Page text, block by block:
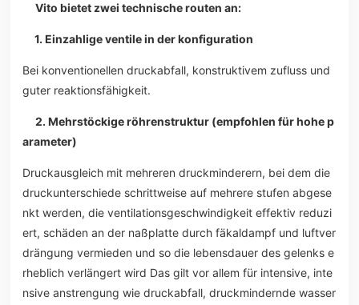
Vito bietet zwei technische routen an:
1. Einzahlige ventile in der konfiguration
Bei konventionellen druckabfall, konstruktivem zufluss und
guter reaktionsfähigkeit.
2. Mehrstöckige röhrenstruktur (empfohlen für hohe p
arameter)
Druckausgleich mit mehreren druckminderern, bei dem die
druckunterschiede schrittweise auf mehrere stufen abgese
nkt werden, die ventilationsgeschwindigkeit effektiv reduzi
ert, schäden an der naßplatte durch fäkaldampf und luftver
drängung vermieden und so die lebensdauer des gelenks e
rheblich verlängert wird Das gilt vor allem für intensive, inte
nsive anstrengung wie druckabfall, druckmindernde wasser